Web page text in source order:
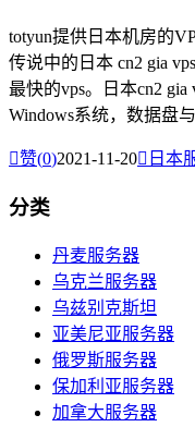
totyun提供日本机房的
传说中的日本 cn2 gia
最快的vps。日本cn2
Windows系统，数据盘
赞(0)2021-11-20 日本
分类
丹麦服务器
乌克兰服务器
乌兹别克斯坦
亚美尼亚服务器
俄罗斯服务器
保加利亚服务器
加拿大服务器